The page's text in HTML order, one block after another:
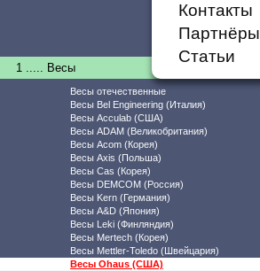
Контакты
Партнёры
Статьи
1 ..... Весы
Весы отечественные
Весы Bel Engineering (Италия)
Весы Acculab (США)
Весы ADAM (Великобритания)
Весы Acom (Корея)
Весы Axis (Польша)
Весы Cas (Корея)
Весы DEMCOM (Россия)
Весы Kern (Германия)
Весы A&D (Япония)
Весы Leki (Финляндия)
Весы Mertech (Корея)
Весы Mettler-Toledo (Швейцария)
Весы Ohaus (США)